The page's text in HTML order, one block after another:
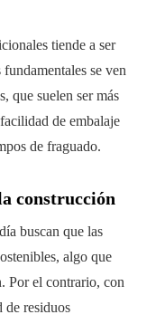
tiende a ser
se ven
que suelen ser más
de embalaje
de fraguado.
construcción
buscan que las
algo que
Por el contrario, con
de residuos